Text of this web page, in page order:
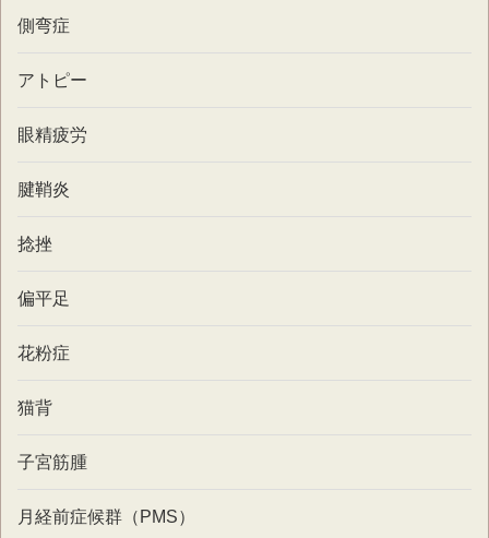
側弯症
アトピー
眼精疲労
腱鞘炎
捻挫
偏平足
花粉症
猫背
子宮筋腫
月経前症候群（PMS）